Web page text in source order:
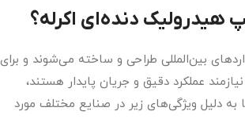
هیدرولیک دنده‌ای اکرله؟
بین‌المللی طراحی و ساخته می‌شوند و برای
عملکرد دقیق و جریان پایدار هستند،
دلیل ویژگی‌های زیر در صنایع مختلف مورد